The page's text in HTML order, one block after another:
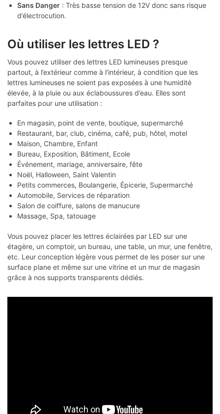
Sans Danger : Très basse tension de 12V donc sans risque
d’électrocution.
Où utiliser les lettres LED ?
Vous pouvez utiliser des lettres LED lumineuses presque
partout, à l’extérieur comme à l’intérieur, à condition que les
lettres lumineuses ne soient pas exposées à une humidité
élevée, à la pluie ou aux éclaboussures d’eau. Elles sont
parfaites pour une utilisation :
En magasin, point de vente, boutique, supermarché
Restaurant, bar, club, cinéma, café, pub, hôtel, motel
Maison, Chambre, Enfant
Bureau, Exposition, Bâtiment, Ecole
Événement, mariage, anniversaire, fête
Noël, Halloween, Saint Valentin
Petits commerces, Boulangerie, Épicerie, Supermarché
Automobile, Services de réparation
Salon de coiffure, salons de manucure
Massage, Spa, tatouage
Vous pouvez placer les lettres éclairées par LED sur une
étagère, un comptoir, un bureau, une table, un mur, une fenêtre,
etc. Leur conception légère vous permet de les poser sur une
surface plane et même sur une vitrine et un mur de magasin
grâce à nos supports transparents dédiés.